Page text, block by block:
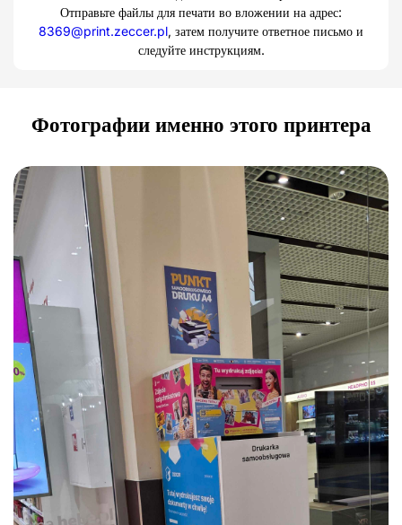
Отправьте файлы для печати во вложении на адрес:
8369@print.zeccer.pl, затем получите ответное письмо и
следуйте инструкциям.
Фотографии именно этого принтера